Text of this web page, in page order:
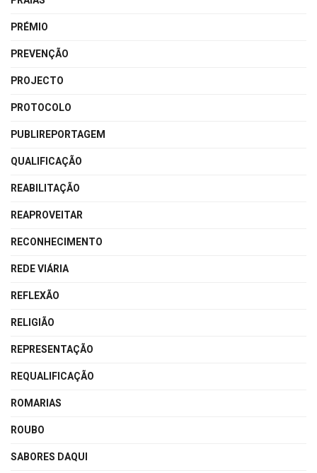
PRÉMIO
PREVENÇÃO
PROJECTO
PROTOCOLO
PUBLIREPORTAGEM
QUALIFICAÇÃO
REABILITAÇÃO
REAPROVEITAR
RECONHECIMENTO
REDE VIÁRIA
REFLEXÃO
RELIGIÃO
REPRESENTAÇÃO
REQUALIFICAÇÃO
ROMARIAS
ROUBO
SABORES DAQUI